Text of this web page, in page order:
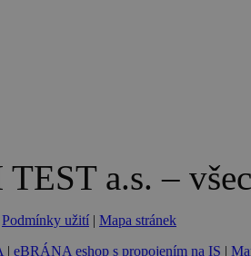
a.s. –
Podmínky užití
Mapa stránek
| eBRÁNA eshop s propojením na IS